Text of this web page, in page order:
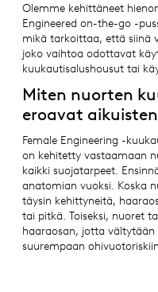
Olemme kehittäneet
Engineered on-the-go -
mikä tarkoittaa, että siinä
joko vaihtoa odottavat
kuukautisalushousut tai
Miten nuorten
eroavat
Female Engineering -
on kehitetty vastaamaan
kaikki suojatarpeet.
anatomian vuoksi. Koska
täysin kehittyneitä,
tai pitkä. Toiseksi, nuoret
haaraosan, jotta
suurempaan